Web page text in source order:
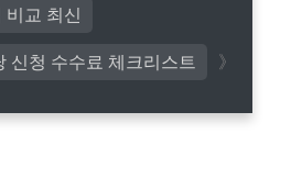
신청 수수료 체크리스트
비교 최신